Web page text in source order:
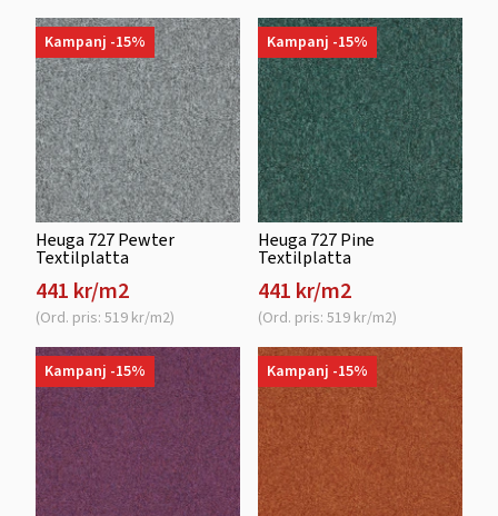
Kampanj -15%
Heuga 727 Pewter
Textilplatta
441 kr/m2
(Ord. pris: 519 kr/m2)
Kampanj -15%
Heuga 727 Pine
Textilplatta
441 kr/m2
(Ord. pris: 519 kr/m2)
Kampanj -15% Kampanj -15%